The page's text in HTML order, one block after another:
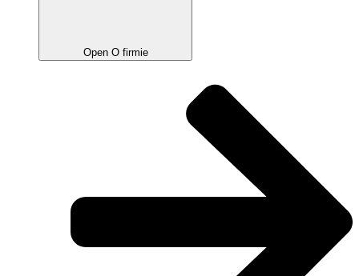
Open O firmie